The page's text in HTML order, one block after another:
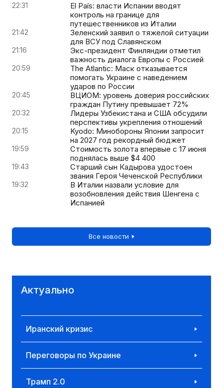
22:31
El País: власти Испании вводят
контроль на границе для
путешественников из Италии
21:42
Зеленский заявил о тяжелой ситуации
для ВСУ под Славянском
21:16
Экс-президент Финляндии отметил
важность диалога Европы с Россией
20:59
The Atlantic: Маск отказывается
помогать Украине с наведением
ударов по России
20:45
ВЦИОМ: уровень доверия российских
граждан Путину превышает 72%
20:32
Лидеры Узбекистана и США обсудили
перспективы укрепления отношений
20:15
Kyodo: Минобороны Японии запросит
на 2027 год рекордный бюджет
19:59
Стоимость золота впервые с 17 июня
поднялась выше $4 400
19:43
Старший сын Кадырова удостоен
звания Героя Чеченской Республики
19:32
В Италии назвали условие для
возобновления действия Шенгена с
Испанией
Все новости
Актуально
Иранский кризис
Переговоры по Украине
Трамп 2.0